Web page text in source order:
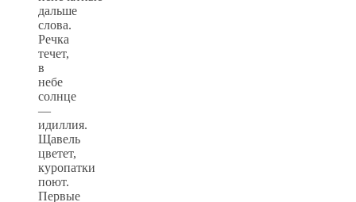
дальше
слова.
Речка
течет,
в
небе
солнце
—
идиллия.
Щавель
цветет,
куропатки
поют.
Первые